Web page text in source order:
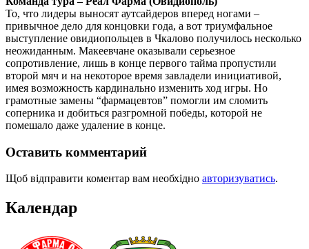
То, что лидеры выносят аутсайдеров вперед ногами –
привычное дело для концовки года, а вот триумфальное
выступление овидиопольцев в Чкалово получилось несколько
неожиданным. Макеевчане оказывали серьезное
сопротивление, лишь в конце первого тайма пропустили
второй мяч и на некоторое время завладели инициативой,
имея возможность кардинально изменить ход игры. Но
грамотные замены “фармацевтов” помогли им сломить
соперника и добиться разгромной победы, которой не
помешало даже удаление в конце.
Оставить комментарий
Щоб відправити коментар вам необхідно авторизуватись.
Календар